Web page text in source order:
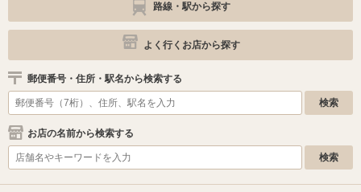
路線・駅から探す
よく行くお店から探す
郵便番号・住所・駅名から検索する
お店の名前から検索する